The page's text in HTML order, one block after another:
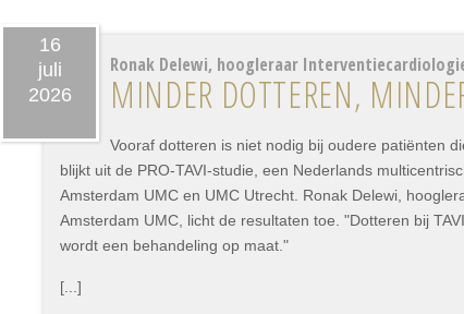
16
juli
2026
Ronak Delewi, hoogleraar
MINDER DOTTEREN,
Vooraf dotteren is niet nodig bij oudere patiënten
blijkt uit de PRO-TAVI-studie, een Nederlands
Amsterdam UMC en UMC Utrecht. Ronak Delewi,
Amsterdam UMC, licht de resultaten toe. "Dotteren bij
wordt een behandeling op maat."
[...]